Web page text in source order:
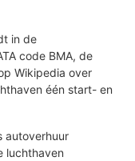
in de
code BMA, de
Wikipedia over
één start- en
autoverhuur
luchthaven